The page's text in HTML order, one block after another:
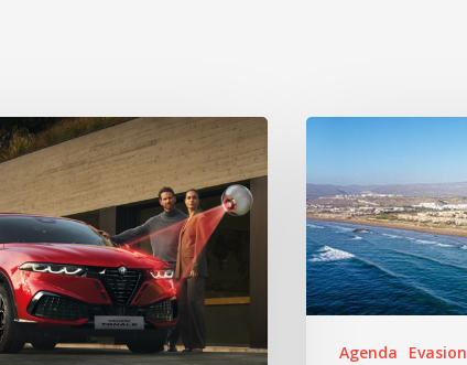
Agenda Evasion